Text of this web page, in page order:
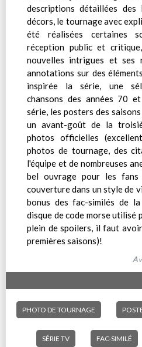
descriptions détaillées des
décors, le tournage avec
été réalisées certaines
réception public et
nouvelles intrigues et ses
annotations sur des
inspirée la série, une
chansons des années 70
série, les posters des
un avant-goût de la
photos officielles
photos de tournage, des
l'équipe et de nombreuses
bel ouvrage pour les
couverture dans un style de
bonus des fac-similés de
disque de code morse utilisé
plein de spoilers, il faut
premières saisons)!
PHOTO DE TOURNAGE
SÉRIE TV FAC-SIMILÉ